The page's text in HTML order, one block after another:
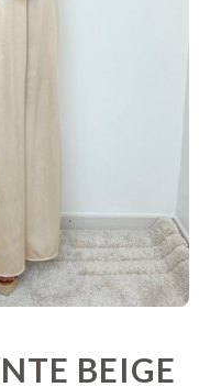
BEIGE